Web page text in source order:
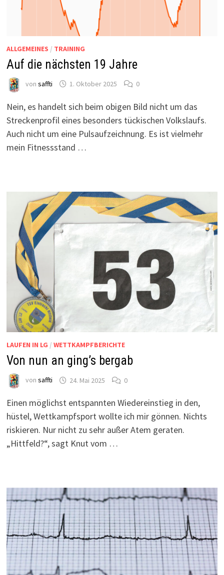
ALLGEMEINES / TRAINING
Auf die nächsten 19 Jahre
von saffti 1. Oktober 2025 0
Nein, es handelt sich beim obigen Bild nicht um das
Streckenprofil eines besonders tückischen Volkslaufs.
Auch nicht um eine Pulsaufzeichnung. Es ist vielmehr
mein Fitnessstand …
LAUFEN IN LG / WETTKAMPFBERICHTE
Von nun an ging’s bergab
von saffti 24. Mai 2025 0
Einen möglichst entspannten Wiedereinstieg in den,
hüstel, Wettkampfsport wollte ich mir gönnen. Nichts
riskieren. Nur nicht zu sehr außer Atem geraten.
„Hittfeld?“, sagt Knut vom …